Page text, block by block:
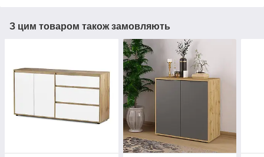
З цим товаром також замовляють